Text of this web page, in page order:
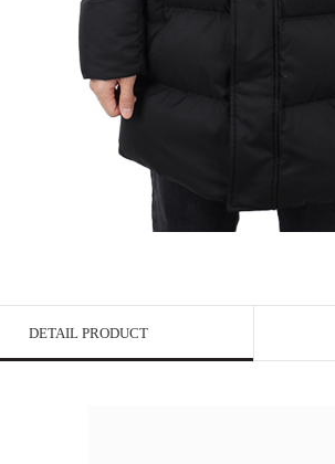
DETAIL PRODUCT